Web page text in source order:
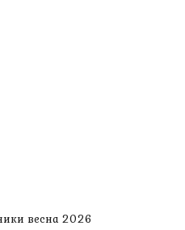
весна 2026